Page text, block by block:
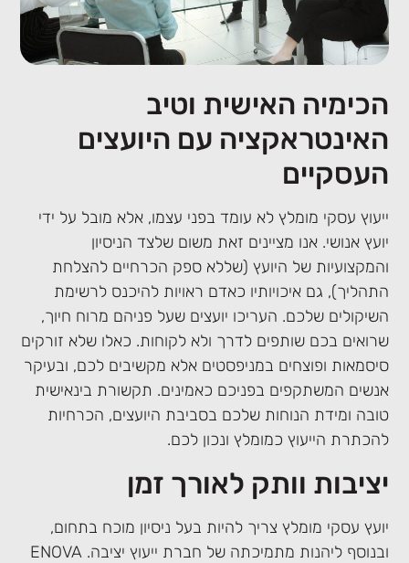
הכימיה האישית וטיב
האינטראקציה עם היועצים
העסקיים
ייעוץ עסקי מומלץ לא עומד בפני עצמו, אלא מובל על ידי
יועץ אנושי. אנו מציינים זאת משום שלצד הניסיון
והמקצועיות של היועץ (שללא ספק הכרחיים להצלחת
התהליך), גם איכויותיו כאדם ראויות להיכנס לרשימת
השיקולים שלכם. העריכו יועצים שעל פניהם מרוח חיוך,
שרואים בכם שותפים לדרך ולא לקוחות. כאלו שלא זורקים
סיסמאות ופוצחים במניפסטים אלא מקשיבים לכם, ובעיקר
אנשים המשתקפים בפניכם כאמינים. תקשורת בינאישית
טובה ומידת הנוחות שלכם בסביבת היועצים, הכרחיות
להכתרת הייעוץ כמומלץ ונכון לכם.
יציבות וותק לאורך זמן
יועץ עסקי מומלץ צריך להיות בעל ניסיון מוכח בתחום,
ובנוסף ליהנות מתמיכתה של חברת ייעוץ יציבה. ENOVA